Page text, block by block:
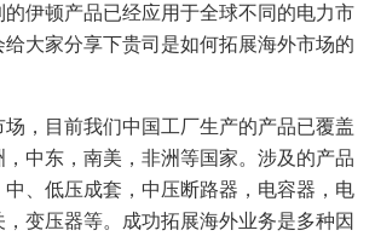
的伊顿产品已经应用于全球不同的电力市
大家分享下贵司是如何拓展海外市场的
，目前我们中国工厂生产的产品已覆盖
中东，南美，非洲等国家。涉及的产品
、低压成套，中压断路器，电容器，电
变压器等。成功拓展海外业务是多种因